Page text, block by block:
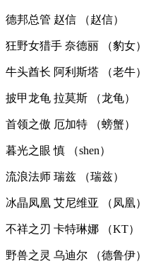
德邦总管 赵信 （赵信）
狂野女猎手 奈德丽 （豹女）
牛头酋长 阿利斯塔 （老牛）
披甲龙龟 拉莫斯 （龙龟）
首领之傲 厄加特 （螃蟹）
暮光之眼 慎 （shen）
流浪法师 瑞兹 （瑞兹）
冰晶凤凰 艾尼维亚 （凤凰）
不祥之刃 卡特琳娜 （KT）
野兽之灵 乌迪尔 （德鲁伊）